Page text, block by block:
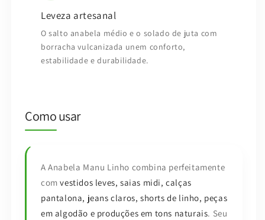
Leveza artesanal
O salto anabela médio e o solado de juta com
borracha vulcanizada unem conforto,
estabilidade e durabilidade.
Como usar
A Anabela Manu Linho combina perfeitamente
comvestidos leves, saias midi, calças
pantalona, jeans claros, shorts de linho, peças
em algodão e produções em tons naturais. Seu